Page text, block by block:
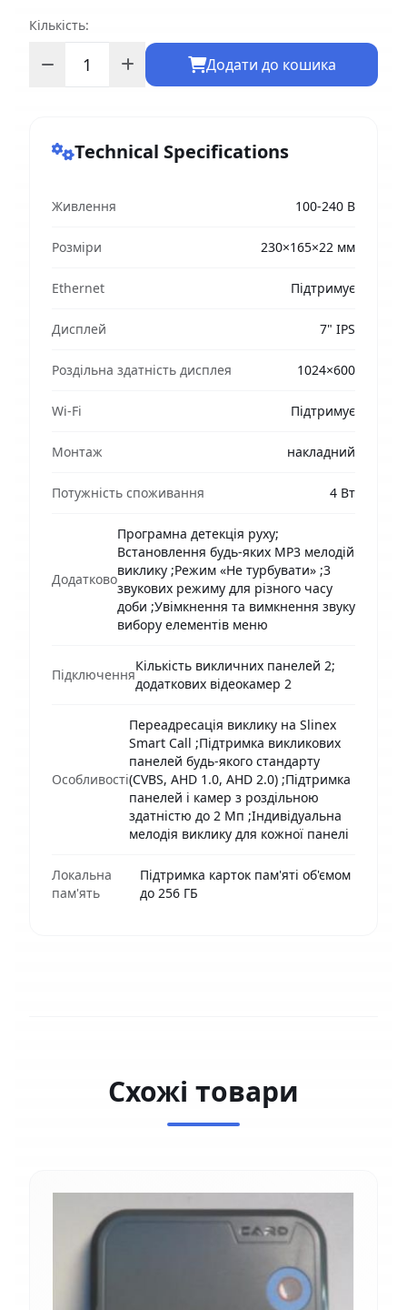
Кількість:
Додати до кошика
Technical Specifications
Живлення 100-240 В
Розміри 230×165×22 мм
Ethernet Підтримує
Дисплей 7" IPS
Роздільна здатність дисплея 1024×600
Wi-Fi Підтримує
Монтаж накладний
Потужність споживання 4 Вт
Додатково
Програмна детекція руху;
Встановлення будь-яких MP3 мелодій
виклику ;Режим «Не турбувати» ;3
звукових режиму для різного часу
доби ;Увімкнення та вимкнення звуку
вибору елементів меню
Підключення
Кількість викличних панелей 2;
додаткових відеокамер 2
Особливості
Переадресація виклику на Slinex
Smart Call ;Підтримка викликових
панелей будь-якого стандарту
(CVBS, AHD 1.0, AHD 2.0) ;Підтримка
панелей і камер з роздільною
здатністю до 2 Мп ;Індивідуальна
мелодія виклику для кожної панелі
Локальна
пам'ять
Підтримка карток пам'яті об'ємом
до 256 ГБ
Схожі товари